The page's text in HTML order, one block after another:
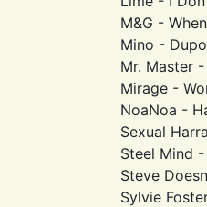
M&G -
Mino -
Mr. Master
Mirage -
NoaNoa -
Sexual
Steel Mind
Steve
Sylvie